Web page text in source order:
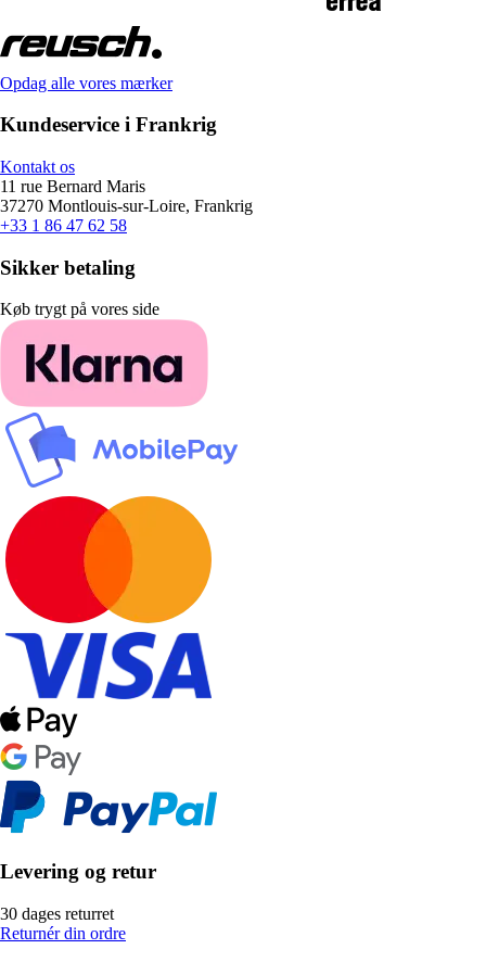
Opdag alle vores mærker
Kundeservice i Frankrig
Kontakt os
11 rue Bernard Maris
37270 Montlouis-sur-Loire, Frankrig
+33 1 86 47 62 58
Sikker betaling
Køb trygt på vores side
Levering og retur
30 dages returret
Returnér din ordre